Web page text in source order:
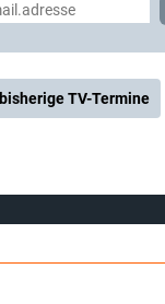
bisherige TV-Termine